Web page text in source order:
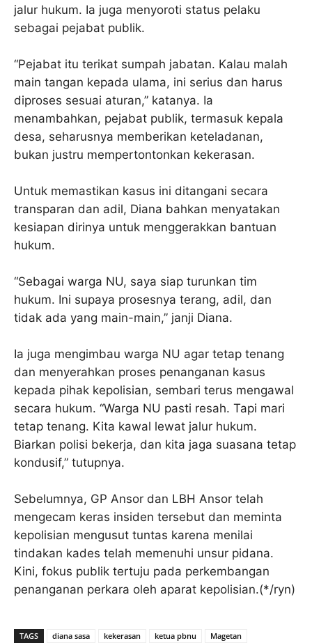
jalur hukum. Ia juga menyoroti status pelaku
sebagai pejabat publik.
“Pejabat itu terikat sumpah jabatan. Kalau malah
main tangan kepada ulama, ini serius dan harus
diproses sesuai aturan,” katanya. Ia
menambahkan, pejabat publik, termasuk kepala
desa, seharusnya memberikan keteladanan,
bukan justru mempertontonkan kekerasan.
Untuk memastikan kasus ini ditangani secara
transparan dan adil, Diana bahkan menyatakan
kesiapan dirinya untuk menggerakkan bantuan
hukum.
“Sebagai warga NU, saya siap turunkan tim
hukum. Ini supaya prosesnya terang, adil, dan
tidak ada yang main-main,” janji Diana.
Ia juga mengimbau warga NU agar tetap tenang
dan menyerahkan proses penanganan kasus
kepada pihak kepolisian, sembari terus mengawal
secara hukum. “Warga NU pasti resah. Tapi mari
tetap tenang. Kita kawal lewat jalur hukum.
Biarkan polisi bekerja, dan kita jaga suasana tetap
kondusif,” tutupnya.
Sebelumnya, GP Ansor dan LBH Ansor telah
mengecam keras insiden tersebut dan meminta
kepolisian mengusut tuntas karena menilai
tindakan kades telah memenuhi unsur pidana.
Kini, fokus publik tertuju pada perkembangan
penanganan perkara oleh aparat kepolisian.(*/ryn)
TAGS diana sasa kekerasan ketua pbnu Magetan